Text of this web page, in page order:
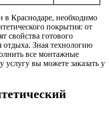
в Краснодаре, необходимо
покрытия: от
свойства готового
Зная технологию
все монтажные
услугу вы можете заказать у